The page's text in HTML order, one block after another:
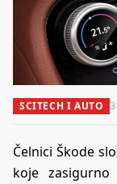
SCITECH I AUTO
Čelnici Škode
koje